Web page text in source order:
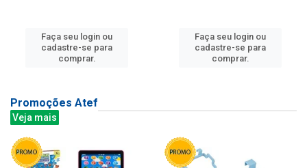
Faça seu login ou
cadastre-se para
comprar.
Faça seu login ou
cadastre-se para
comprar.
Promoções Atef
Veja mais